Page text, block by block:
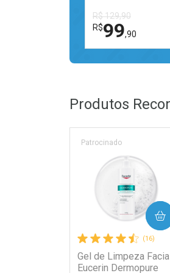
R$ 129,90
R$99,90
Ativar Desconto
Comprar sem
Por R$ 99,90/cada
Comprar sem
Por R$ 99,90/cada
Produtos
(16)
Gel de Limpeza
Eucerin Dermopure
Patrocinado
COMPRAR